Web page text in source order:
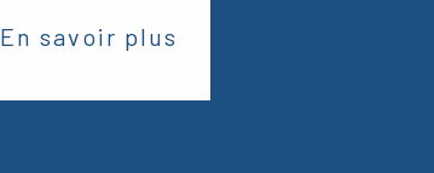
En savoir plus